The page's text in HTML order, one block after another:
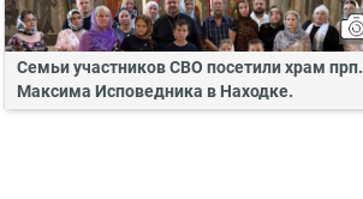
Семьи участников СВО посетили храм прп.
Максима Исповедника в Находке.